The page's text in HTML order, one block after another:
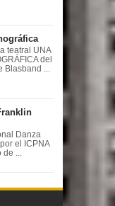
teatral UNA
del
...
Danza
el ICPNA
...